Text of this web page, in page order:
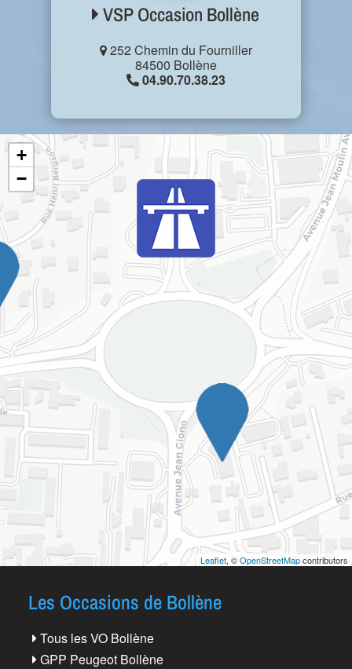
VSP Occasion Bollène
252 Chemin du Fourniller
84500 Bollène
04.90.70.38.23
+
−
Leaflet, ©OpenStreetMapcontributors
Les Occasions de Bollène
Tous les VO Bollène
GPP Peugeot Bollène